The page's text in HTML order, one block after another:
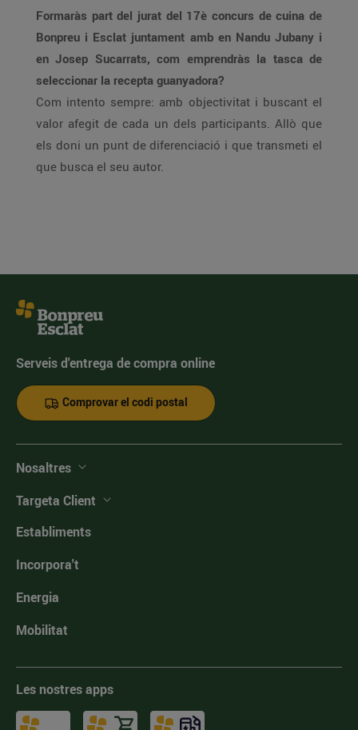
Formaràs part del jurat del 17è concurs de cuina de
Bonpreu i Esclat juntament amb en Nandu Jubany i
en Josep Sucarrats, com emprendràs la tasca de
seleccionar la recepta guanyadora?
Com intento sempre: amb objectivitat i buscant el
valor afegit de cada un dels participants. Allò que
els doni un punt de diferenciació i que transmeti el
que busca el seu autor.
Serveis d'entrega de compra online
Comprovar el codi postal
Nosaltres
Targeta Client
Establiments
Incorpora't
Energia
Mobilitat
Les nostres apps